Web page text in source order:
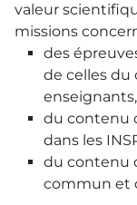
valeur
missions
des
de celles du
enseignants,
du contenu
dans les
du contenu
commun et